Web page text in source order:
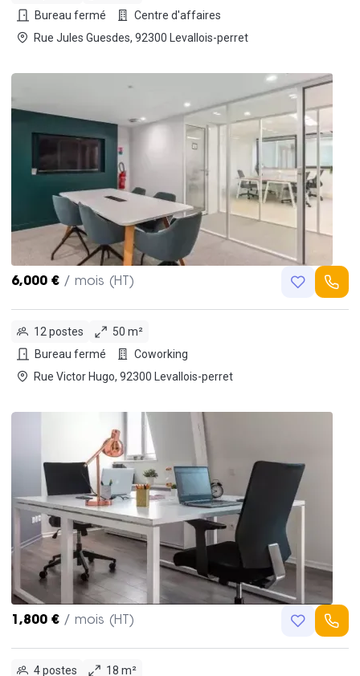
Bureau fermé
Centre d'affaires
Rue Jules Guesdes, 92300 Levallois-perret
6,000 € / mois (HT)
12 postes
50 m²
Bureau fermé
Coworking
Rue Victor Hugo, 92300 Levallois-perret
1,800 € / mois (HT)
4 postes
18 m²